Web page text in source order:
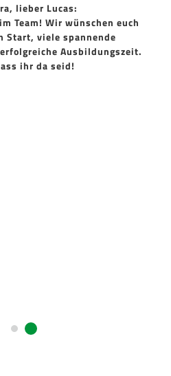
lieber Lucas:
Team! Wir wünschen euch
Start, viele spannende
Ausbildungszeit.
ihr da seid!